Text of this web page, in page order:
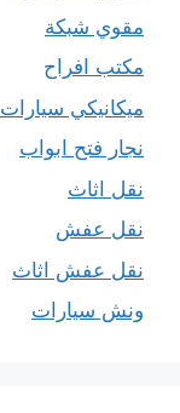
مقوي شبكة
مكتب افراح
ميكانيكي سيارات
نجار فتح ابواب
نقل اثاث
نقل عفش
نقل عفش اثاث
ونش سيارات